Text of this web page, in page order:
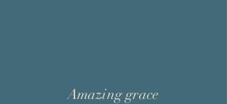
Amazing grace